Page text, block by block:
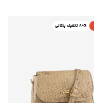
80% تخفیف پلکانی